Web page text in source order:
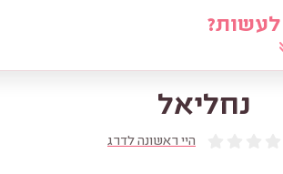
שאלי את הרב
נחליאל
היי ראשונה לדרג